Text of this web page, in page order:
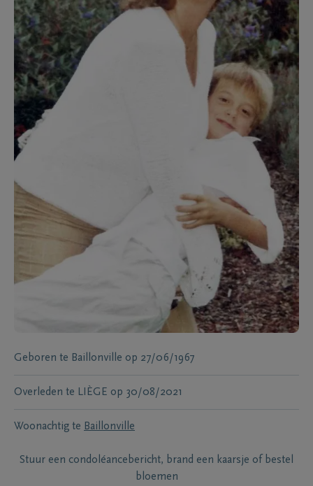
Geboren te Baillonville op 27/06/1967
Overleden te LIÈGE op 30/08/2021
Woonachtig te Baillonville
Stuur een condoléancebericht, brand een kaarsje of bestel
bloemen